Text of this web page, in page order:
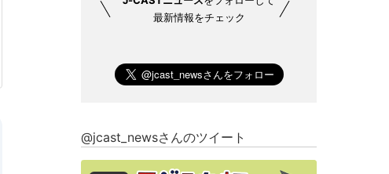
最新情報をチェック
@jcast_newsさんのツイート